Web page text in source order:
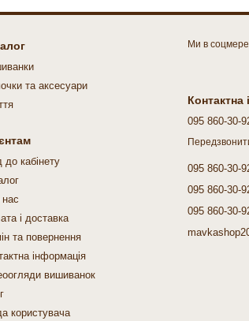
та аксесуари
до кабінету
і доставка
та повернення
інформація
вишиванок
користувача
Ми в
Контактна
095 860-30-
095 860-30-
095 860-30-
095 860-30-